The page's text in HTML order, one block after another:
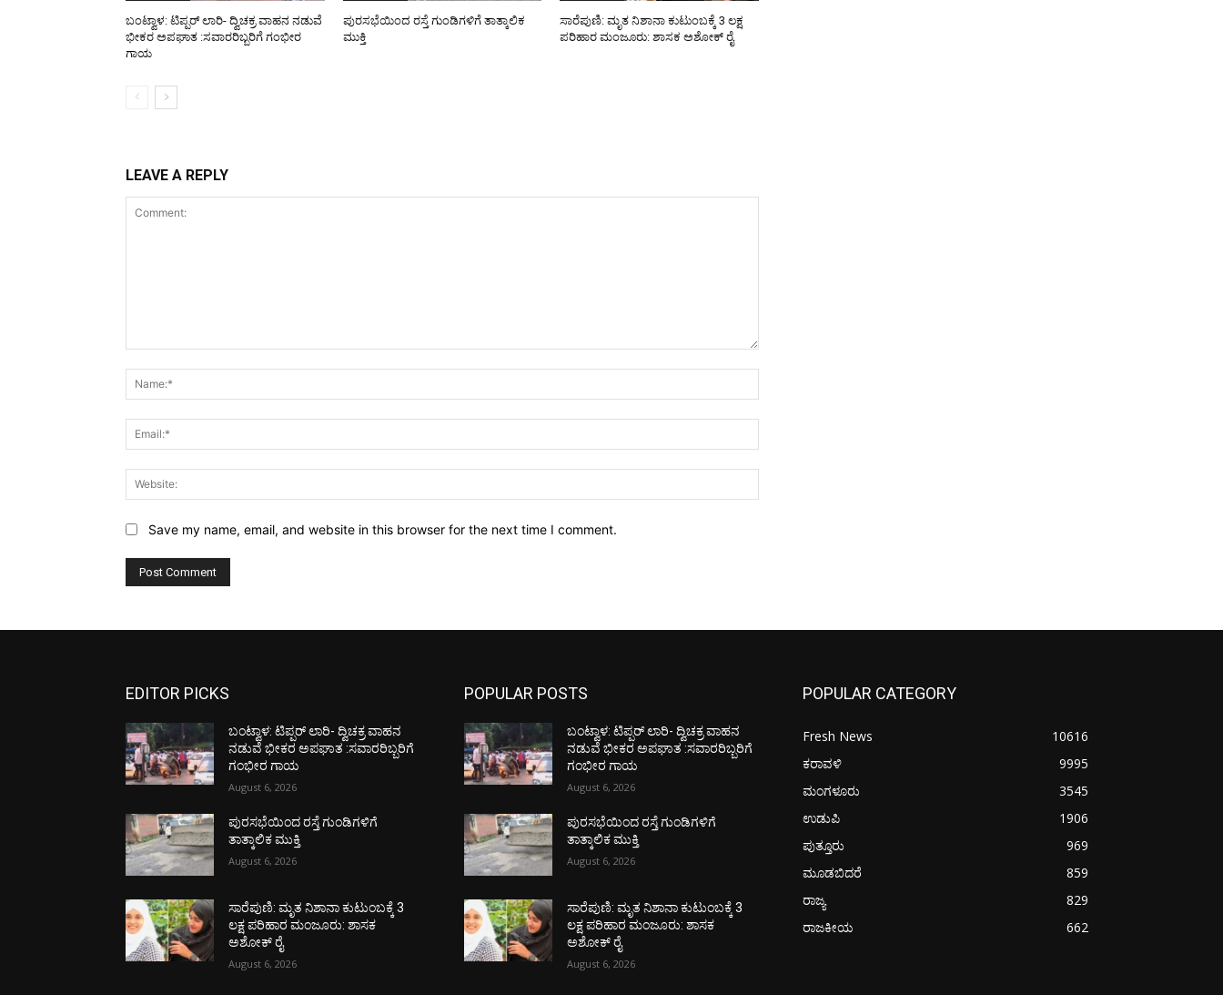
ಬಂಟ್ವಾಳ: ಟಿಪ್ಪರ್ ಲಾರಿ- ದ್ವಿಚಕ್ರ ವಾಹನ ನಡುವೆ
ಭೀಕರ ಅಪಘಾತ :ಸವಾರರಿಬ್ಬರಿಗೆ ಗಂಭೀರ
ಗಾಯ
ಪುರಸಭೆಯಿಂದ ರಸ್ತೆ ಗುಂಡಿಗಳಿಗೆ ತಾತ್ಕಾಲಿಕ
ಮುಕ್ತಿ
ಸಾರೆಪುಣಿ: ಮೃತ ನಿಶಾನಾ ಕುಟುಂಬಕ್ಕೆ 3 ಲಕ್ಷ
ಪರಿಹಾರ ಮಂಜೂರು: ಶಾಸಕ ಅಶೋಕ್ ರೈ
LEAVE A REPLY
Save my name, email, and website in this browser for the next time I comment.
EDITOR PICKS
ಬಂಟ್ವಾಳ: ಟಿಪ್ಪರ್ ಲಾರಿ- ದ್ವಿಚಕ್ರ ವಾಹನ
ನಡುವೆ ಭೀಕರ ಅಪಘಾತ :ಸವಾರರಿಬ್ಬರಿಗೆ
ಗಂಭೀರ ಗಾಯ
August 6, 2026
ಪುರಸಭೆಯಿಂದ ರಸ್ತೆ ಗುಂಡಿಗಳಿಗೆ
ತಾತ್ಕಾಲಿಕ ಮುಕ್ತಿ
August 6, 2026
ಸಾರೆಪುಣಿ: ಮೃತ ನಿಶಾನಾ ಕುಟುಂಬಕ್ಕೆ 3
ಲಕ್ಷ ಪರಿಹಾರ ಮಂಜೂರು: ಶಾಸಕ
ಅಶೋಕ್ ರೈ
August 6, 2026
POPULAR POSTS
ಬಂಟ್ವಾಳ: ಟಿಪ್ಪರ್ ಲಾರಿ- ದ್ವಿಚಕ್ರ ವಾಹನ
ನಡುವೆ ಭೀಕರ ಅಪಘಾತ :ಸವಾರರಿಬ್ಬರಿಗೆ
ಗಂಭೀರ ಗಾಯ
August 6, 2026
ಪುರಸಭೆಯಿಂದ ರಸ್ತೆ ಗುಂಡಿಗಳಿಗೆ
ತಾತ್ಕಾಲಿಕ ಮುಕ್ತಿ
August 6, 2026
ಸಾರೆಪುಣಿ: ಮೃತ ನಿಶಾನಾ ಕುಟುಂಬಕ್ಕೆ 3
ಲಕ್ಷ ಪರಿಹಾರ ಮಂಜೂರು: ಶಾಸಕ
ಅಶೋಕ್ ರೈ
August 6, 2026
POPULAR CATEGORY
Fresh News
10616
ಕರಾವಳಿ
9995
ಮಂಗಳೂರು
3545
ಉಡುಪಿ
1906
ಪುತ್ತೂರು
969
ಮೂಡಬಿದರೆ
859
ರಾಜ್ಯ
829
ರಾಜಕೀಯ
662